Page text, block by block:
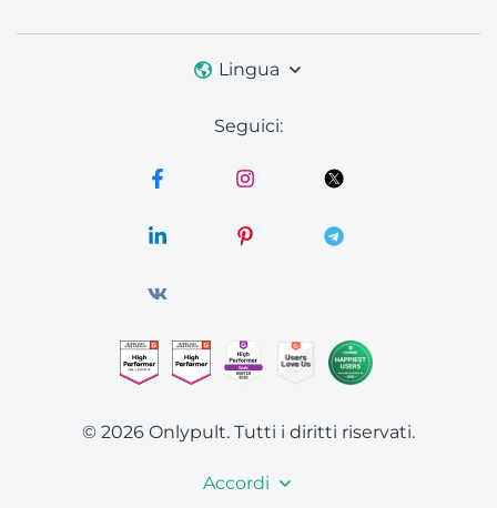
Lingua
Seguici:
© 2026 Onlypult. Tutti i diritti riservati.
Accordi